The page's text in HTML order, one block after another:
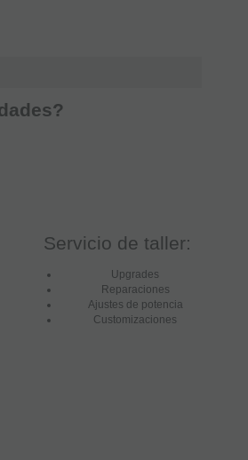
Servicio de taller:
Upgrades
Reparaciones
Ajustes de potencia
Customizaciones